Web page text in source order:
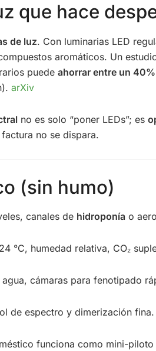
que hace
de luz. Con luminarias LED
aromáticos. Un
puede ahorrar entre un
arXiv
no es solo “poner LEDs”; es
no se dispara.
(sin humo)
canales de hidroponía o
°C, humedad relativa, CO₂
cámaras para fenotipado
de espectro y dimerización fina.
funciona como mini-